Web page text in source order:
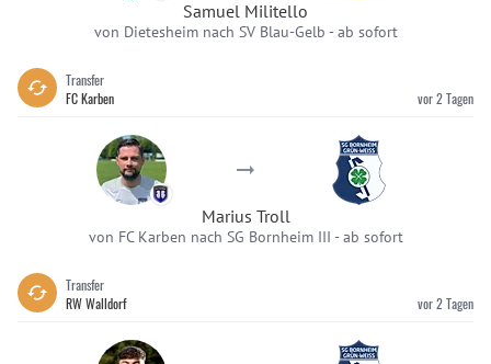
Samuel Militello
von Dietesheim nach SV Blau-Gelb -ab sofort
Transfer
FC Karben
vor 2 Tagen
Marius Troll
von FC Karben nach SG Bornheim III -ab sofort
Transfer
RW Walldorf
vor 2 Tagen